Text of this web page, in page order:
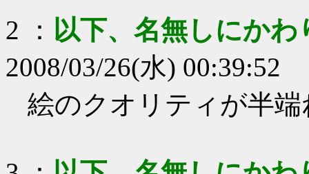
2 ： 以下、名無しにか
2008/03/26(水) 00:39:52
絵のクオリティが半